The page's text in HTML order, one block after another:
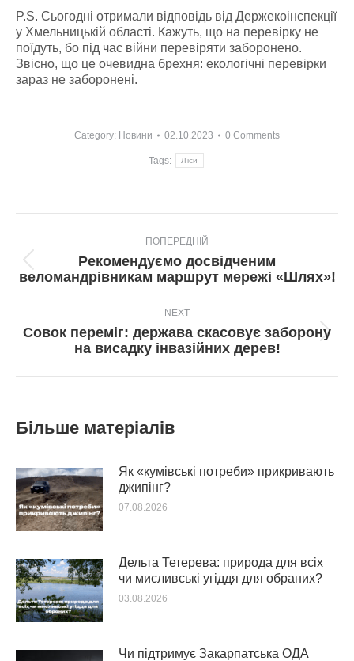
P.S. Сьогодні отримали відповідь від Держекоінспекції
у Хмельницькій області. Кажуть, що на перевірку не
поїдуть, бо під час війни перевіряти заборонено.
Звісно, що це очевидна брехня: екологічні перевірки
зараз не заборонені.
Category: Новини 02.10.2023 0 Comments
Tags: Ліси
navigation
ПОПЕРЕДНІЙ
Попередній
пост:
Рекомендуємо досвідченим
веломандрівникам маршрут мережі «Шлях»!
NEXT
Next
post:
Совок переміг: держава скасовує заборону
на висадку інвазійних дерев!
Більше матеріалів
Як «кумівські потреби» прикривають
джипінг?
07.08.2026
Дельта Тетерева: природа для всіх
чи мисливські угіддя для обраних?
03.08.2026
Чи підтримує Закарпатська ОДА